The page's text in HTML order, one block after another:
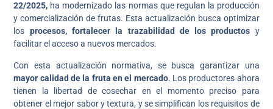
22/2025, ha modernizado las normas que regulan la producción
y comercialización de frutas. Esta actualización busca optimizar
los procesos, fortalecer la trazabilidad de los productos y
facilitar el acceso a nuevos mercados.
Con esta actualización normativa, se busca garantizar una
mayor calidad de la fruta en el mercado. Los productores ahora
tienen la libertad de cosechar en el momento preciso para
obtener el mejor sabor y textura, y se simplifican los requisitos de